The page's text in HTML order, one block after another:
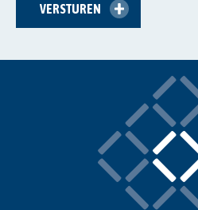
VERSTUREN